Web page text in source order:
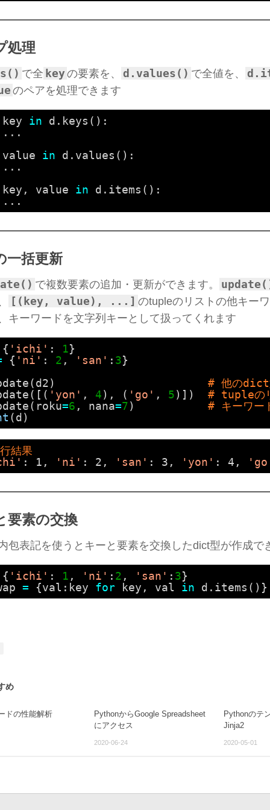
処理
で全 key の要素を、 d.values() で全値を、
のペアを処理できます
key in
d.keys():
...
value in
d.values():
...
key, value in
d.items():
...
一括更新
で複数要素の追加・更新ができます。
[(key, value), ...] のtupleのリストの他キー
キーワードを文字列キーとして扱ってくれます
{ 'ichi' : 1}
{ 'ni' : 2 , 'san' : 3}
# 他のdict
'yon' , 4), ( 'go' , 5)]) # tupleの
=6 , nana=7) # キーワー
(d)
結果
: 1, 'ni' : 2, 'san' : 3, 'yon' : 4,
要素の交換
包表記を使うとキーと要素を交換したdict型が作成で
{ 'ichi' : 1 , 'ni' : 2 , 'san' : 3}
= {val:key for key, val in
め
ドの性能解析
PythonからGoogle Spreadsheet
にアクセス
2020-06-24
Pythonのテ
Jinja2
2020-05-01